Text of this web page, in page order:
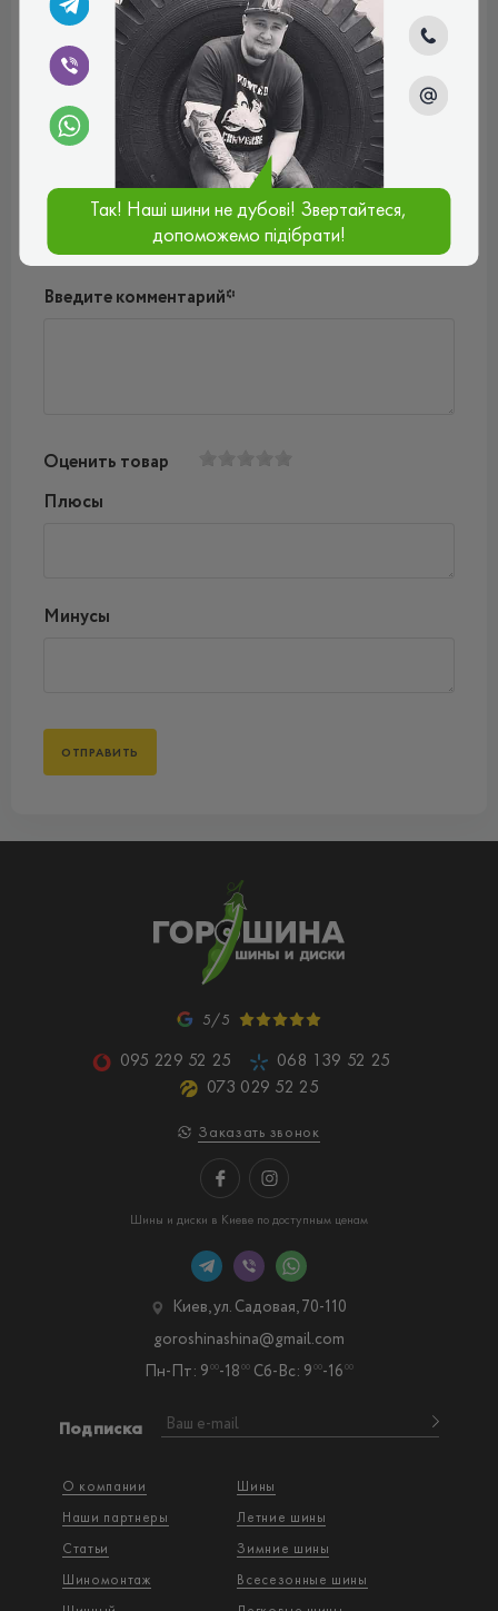
Написать комментарий
Имя*
Ваш e-mail*
Введите комментарий*
Оценить товар
Плюсы
Минусы
5/5
095 229 52 25
068 139 52 25
073 029 52 25
Заказать звонок
Шины и диски в Киеве по доступным ценам
О компании
Наши партнеры
Статьи
Шиномонтаж
Шины
Летние шины
Зимние шины
Всесезонные шины
Подписка
Киев, ул. Садовая, 70-110
Пн-Пт: 9 00-18 00 Сб-Вс: 9 00-16 00
goroshinashina@gmail.com
Так! Наші шини не дубові! Звертайтеся,
допоможемо підібрати!